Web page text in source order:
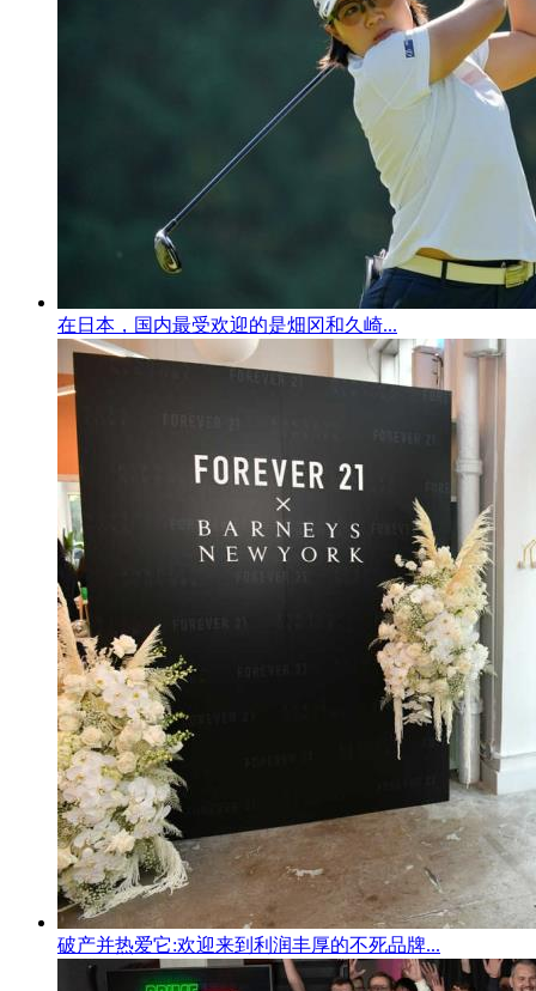
在日本，国内最受欢迎的是畑冈和久崎...
破产并热爱它:欢迎来到利润丰厚的不死品牌...